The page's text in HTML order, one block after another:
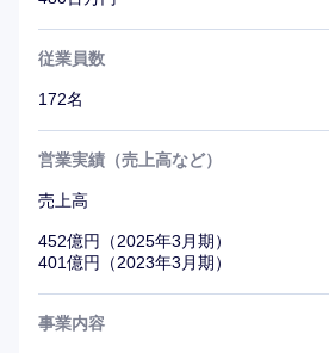
従業員数
172名
営業実績（売上高など）
売上高
452億円（2025年3月期）
401億円（2023年3月期）
事業内容